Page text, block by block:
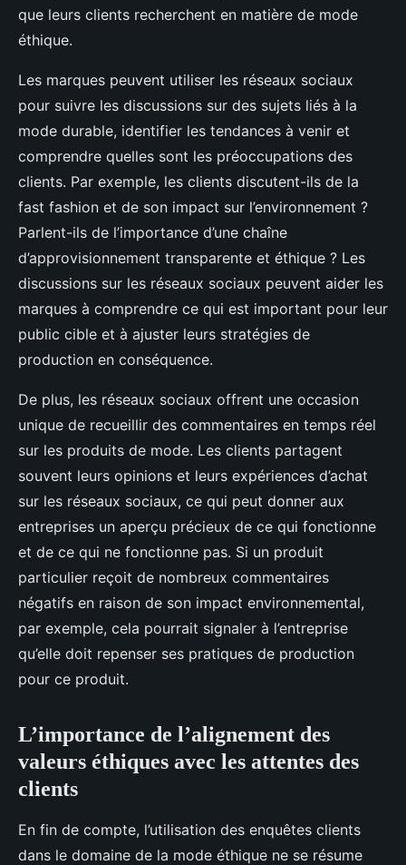
que leurs clients recherchent en matière de mode
éthique.
Les marques peuvent utiliser les réseaux sociaux
pour suivre les discussions sur des sujets liés à la
mode durable, identifier les tendances à venir et
comprendre quelles sont les préoccupations des
clients. Par exemple, les clients discutent-ils de la
fast fashion et de son impact sur l’environnement ?
Parlent-ils de l’importance d’une chaîne
d’approvisionnement transparente et éthique ? Les
discussions sur les réseaux sociaux peuvent aider les
marques à comprendre ce qui est important pour leur
public cible et à ajuster leurs stratégies de
production en conséquence.
De plus, les réseaux sociaux offrent une occasion
unique de recueillir des commentaires en temps réel
sur les produits de mode. Les clients partagent
souvent leurs opinions et leurs expériences d’achat
sur les réseaux sociaux, ce qui peut donner aux
entreprises un aperçu précieux de ce qui fonctionne
et de ce qui ne fonctionne pas. Si un produit
particulier reçoit de nombreux commentaires
négatifs en raison de son impact environnemental,
par exemple, cela pourrait signaler à l’entreprise
qu’elle doit repenser ses pratiques de production
pour ce produit.
L’importance de l’alignement des
valeurs éthiques avec les attentes des
clients
En fin de compte, l’utilisation des enquêtes clients
dans le domaine de la mode éthique ne se résume